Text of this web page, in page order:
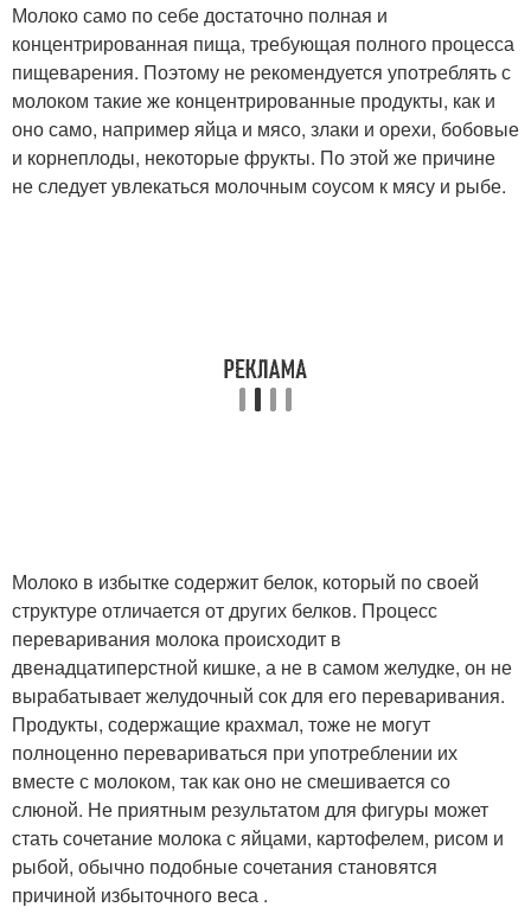
Молоко само по себе достаточно полная и
концентрированная пища, требующая полного процесса
пищеварения. Поэтому не рекомендуется употреблять с
молоком такие же концентрированные продукты, как и
оно само, например яйца и мясо, злаки и орехи, бобовые
и корнеплоды, некоторые фрукты. По этой же причине
не следует увлекаться молочным соусом к мясу и рыбе.
Молоко в избытке содержит белок, который по своей
структуре отличается от других белков. Процесс
переваривания молока происходит в
двенадцатиперстной кишке, а не в самом желудке, он не
вырабатывает желудочный сок для его переваривания.
Продукты, содержащие крахмал, тоже не могут
полноценно перевариваться при употреблении их
вместе с молоком, так как оно не смешивается со
слюной. Не приятным результатом для фигуры может
стать сочетание молока с яйцами, картофелем, рисом и
рыбой, обычно подобные сочетания становятся
причиной избыточного веса .